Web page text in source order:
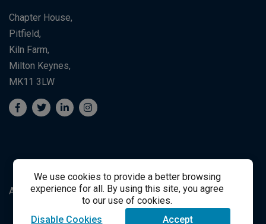
We use cookies to provide a better browsing
experience for all. By using this site, you agree
to our use of cookies.
Disable Cookies
Accept
Chapter House,
Pitfield,
Kiln Farm,
Milton Keynes,
MK11 3LW
Apoyo al Estudiante Student Support